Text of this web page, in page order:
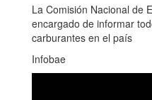
La Comisión Nacional de
encargado de informar
carburantes en el país
Infobae